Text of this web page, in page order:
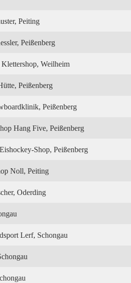
Peiting
Peißenberg
Weilheim
Peißenberg
Peißenberg
Hang Five, Peißenberg
Shop, Peißenberg
Noll, Peiting
Oderding
Lerf, Schongau